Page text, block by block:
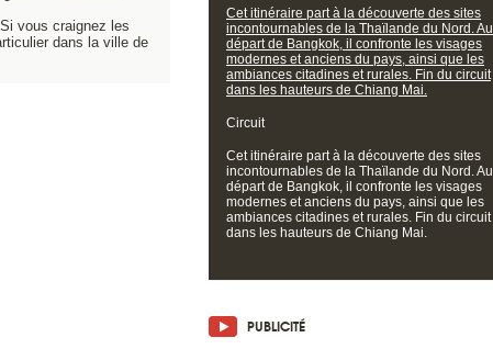
vous craignez les
dans la ville de
Cet itinéraire part à la découverte des sites
incontournables de la Thaïlande du Nord. Au
départ de Bangkok, il confronte les visages
modernes et anciens du pays, ainsi que les
ambiances citadines et rurales. Fin du circuit
dans les hauteurs de Chiang Mai.
Circuit
Cet itinéraire part à la découverte des sites
incontournables de la Thaïlande du Nord. Au
départ de Bangkok, il confronte les visages
modernes et anciens du pays, ainsi que les
ambiances citadines et rurales. Fin du circuit
dans les hauteurs de Chiang Mai.
PUBLICITÉ